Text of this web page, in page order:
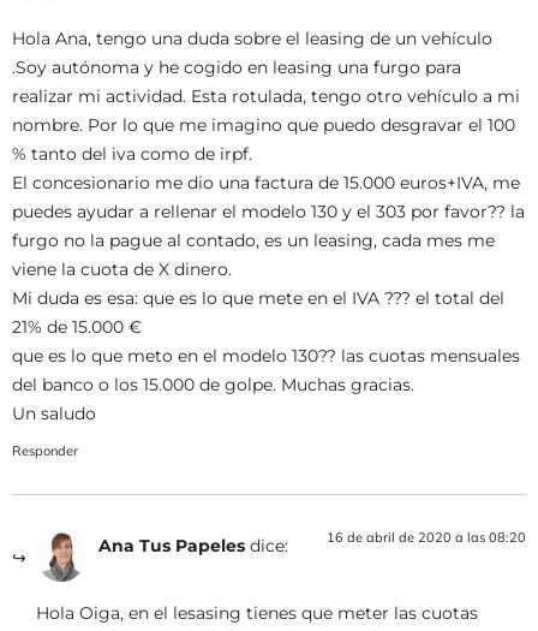
Hola Ana, tengo una duda sobre el leasing de un vehículo
.Soy autónoma y he cogido en leasing una furgo para
realizar mi actividad. Esta rotulada, tengo otro vehículo a mi
nombre. Por lo que me imagino que puedo desgravar el 100
% tanto del iva como de irpf.
El concesionario me dio una factura de 15.000 euros+IVA, me
puedes ayudar a rellenar el modelo 130 y el 303 por favor?? la
furgo no la pague al contado, es un leasing, cada mes me
viene la cuota de X dinero.
Mi duda es esa: que es lo que mete en el IVA ??? el total del
21% de 15.000 €
que es lo que meto en el modelo 130?? las cuotas mensuales
del banco o los 15.000 de golpe. Muchas gracias.
Un saludo
Responder
Ana Tus Papeles dice: 16 de abril de 2020 a las 08:20
Hola Oiga, en el lesasing tienes que meter las cuotas